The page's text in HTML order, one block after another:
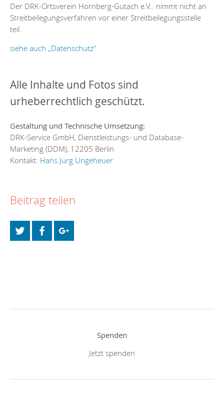
Der DRK-Ortsverein Hornberg-Gutach e.V.. nimmt nicht an
Streitbeilegungsverfahren vor einer Streitbeilegungsstelle
teil.
siehe auch „Datenschutz“
Alle Inhalte und Fotos sind
urheberrechtlich geschützt.
Gestaltung und Technische Umsetzung:
DRK-Service GmbH, Dienstleistungs- und Database-
Marketing (DDM), 12205 Berlin
Kontakt: Hans Jürg Ungeheuer
Beitrag teilen
Spenden
Jetzt spenden